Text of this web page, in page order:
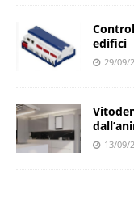
edifici
29/09/
13/09/